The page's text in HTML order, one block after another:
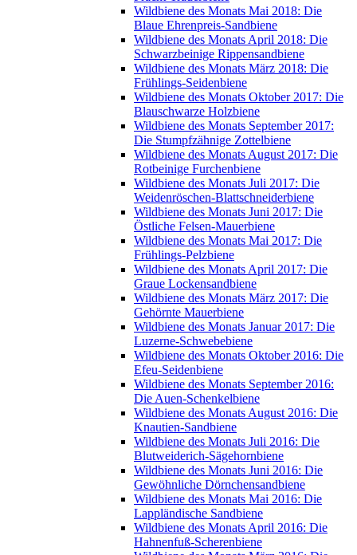
Wildbiene des Monats Mai 2018: Die
Blaue Ehrenpreis-Sandbiene
Wildbiene des Monats April 2018: Die
Schwarzbeinige Rippensandbiene
Wildbiene des Monats März 2018: Die
Frühlings-Seidenbiene
Wildbiene des Monats Oktober 2017: Die
Blauschwarze Holzbiene
Wildbiene des Monats September 2017:
Die Stumpfzähnige Zottelbiene
Wildbiene des Monats August 2017: Die
Rotbeinige Furchenbiene
Wildbiene des Monats Juli 2017: Die
Weidenröschen-Blattschneiderbiene
Wildbiene des Monats Juni 2017: Die
Östliche Felsen-Mauerbiene
Wildbiene des Monats Mai 2017: Die
Frühlings-Pelzbiene
Wildbiene des Monats April 2017: Die
Graue Lockensandbiene
Wildbiene des Monats März 2017: Die
Gehörnte Mauerbiene
Wildbiene des Monats Januar 2017: Die
Luzerne-Schwebebiene
Wildbiene des Monats Oktober 2016: Die
Efeu-Seidenbiene
Wildbiene des Monats September 2016:
Die Auen-Schenkelbiene
Wildbiene des Monats August 2016: Die
Knautien-Sandbiene
Wildbiene des Monats Juli 2016: Die
Blutweiderich-Sägehornbiene
Wildbiene des Monats Juni 2016: Die
Gewöhnliche Dörnchensandbiene
Wildbiene des Monats Mai 2016: Die
Lappländische Sandbiene
Wildbiene des Monats April 2016: Die
Hahnenfuß-Scherenbiene